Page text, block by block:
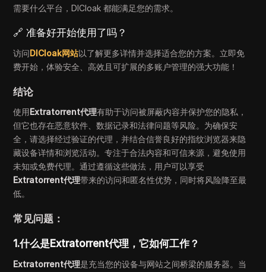
需要什么平台，DICloak 都能满足您的需求。
🔗 准备好开始使用了吗？
访问DICloak网站以了解更多详情并选择适合您的方案。立即免
费开始，体验安全、高效且可扩展的多账户管理的强大功能！
结论
使用Extratorrent代理有助于访问被屏蔽内容并保护您的隐私，
但它也存在恶意软件、数据记录和法律问题等风险。为确保安
全，请选择经过验证的代理，并结合信誉良好的指纹浏览器来隐
藏设备详情和浏览活动。专注于合法内容和可信来源，避免使用
未知或免费代理。通过遵循这些做法，用户可以享受
Extratorrent代理带来的访问和匿名性优势，同时将风险降至最
低。
常见问题：
1.什么是Extratorrent代理，它如何工作？
Extratorrent代理是充当您的设备与网站之间桥梁的服务器。当